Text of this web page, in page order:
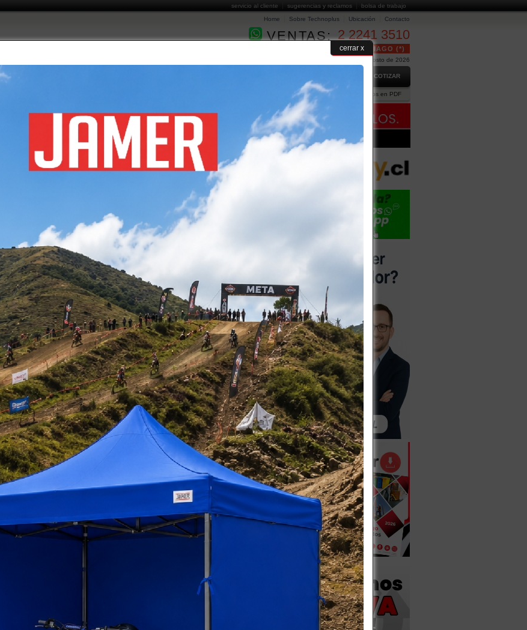
cerrar x
servicio al cliente sugerencias y reclamos
bolsa de trabajo
Home
Sobre Technoplus Ubicación Contacto
2 2241 3510
VENTAS:
DESPACHO EN 24 HORAS GRATUITO EN SANTIAGO (*)
Hoy es Sábado 8 de Agosto de 2026
MARCAS COMERCIALIZADAS COTIZAR
Información Comercial Ejecutivos Catálogos en PDF
DE ASEO INDUSTRIAL
-ABRILLANTADORA
POLVO/AGUA -
-SECADORES DE MANOS
-SOPLADORES DE ALFOMBRA
-VACUOLAVADORA
DE ASEO INDUSTRIAL
Página: < 1 2 3
soin
DE 40 L
SOIN
disponible
SOPLADOR AIRE FRIO
INDUSTRIAL SOIN
SF-533T